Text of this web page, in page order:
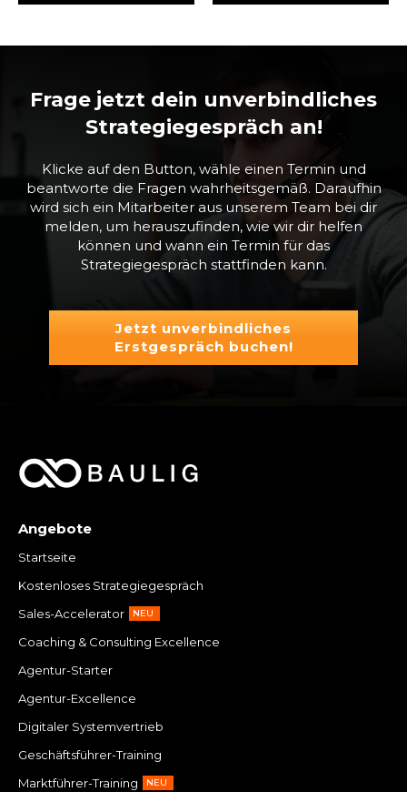
Frage jetzt dein unverbindliches
Strategiegespräch an!
Klicke auf den Button, wähle einen Termin und
beantworte die Fragen wahrheitsgemäß. Daraufhin
wird sich ein Mitarbeiter aus unserem Team bei dir
melden, um herauszufinden, wie wir dir helfen
können und wann ein Termin für das
Strategiegespräch stattfinden kann.
Jetzt unverbindliches
Erstgespräch buchen!
Angebote
Startseite
Kostenloses Strategiegespräch
Sales-Accelerator
NEU
Coaching & Consulting Excellence
Agentur-Starter
Agentur-Excellence
Digitaler Systemvertrieb
Geschäftsführer-Training
Marktführer-Training
NEU